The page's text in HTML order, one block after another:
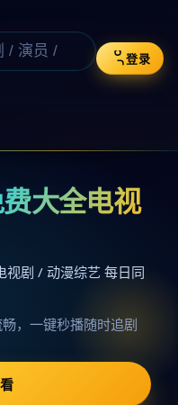
登录
大全电视
视剧 / 动漫综艺 每日同
，一键秒播随时追剧